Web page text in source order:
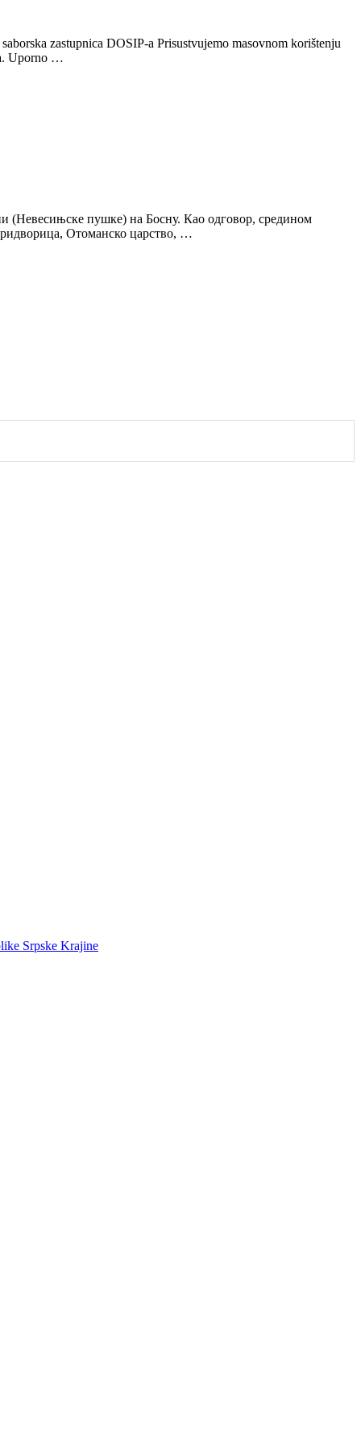
zastupnica DOSIP-a Prisustvujemo masovnom korištenju
Uporno …
(Невесињске пушке) на Босну. Као одговор, средином
Отоманско царство, …
Srpske Krajine